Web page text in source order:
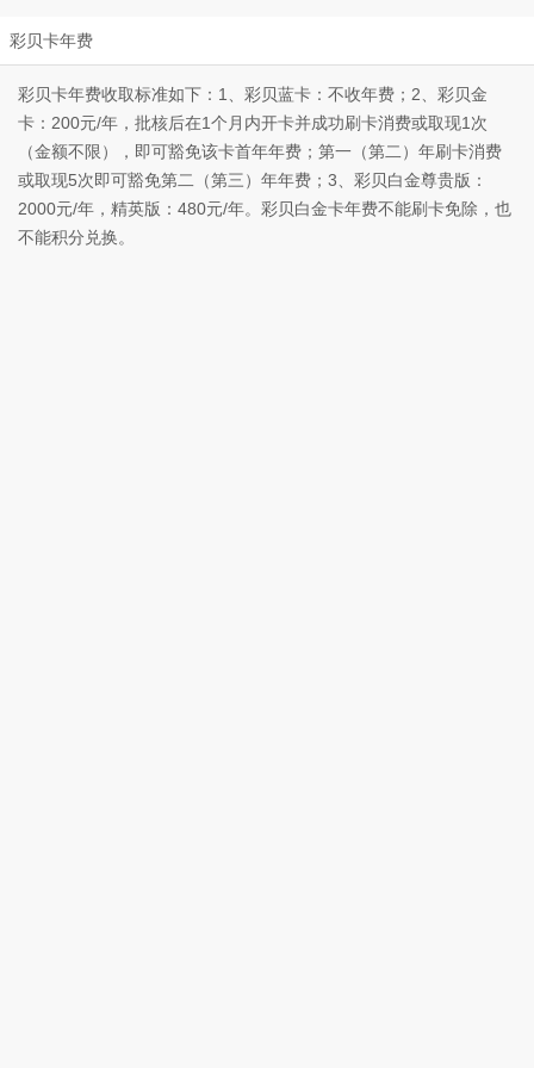
彩贝卡年费
彩贝卡年费收取标准如下：1、彩贝蓝卡：不收年费；2、彩贝金
卡：200元/年，批核后在1个月内开卡并成功刷卡消费或取现1次
（金额不限），即可豁免该卡首年年费；第一（第二）年刷卡消费
或取现5次即可豁免第二（第三）年年费；3、彩贝白金尊贵版：
2000元/年，精英版：480元/年。彩贝白金卡年费不能刷卡免除，也
不能积分兑换。